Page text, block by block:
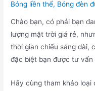
Bóng liền thể, Bóng đèn
Chào bạn, có phải bạn
lượng mặt trời giá rẻ,
thời gian chiếu sáng dài,
đặc biệt bạn được tư vấn
Hãy cùng tham khảo